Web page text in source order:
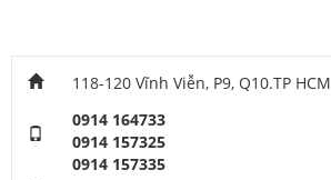
118-120 Vĩnh Viễn, P9, Q10.TP HCM
0914 164733
0914 157325
0914 157335